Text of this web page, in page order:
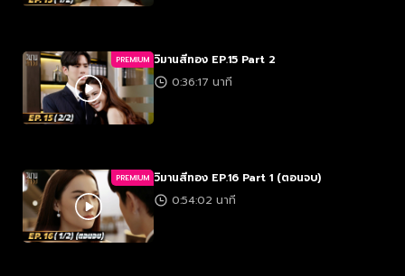
PREMIUM วิมานสีทอง EP.15 Part 2
0:36:17 นาที
PREMIUM วิมานสีทอง EP.16 Part 1 (ตอนจบ)
0:54:02 นาที